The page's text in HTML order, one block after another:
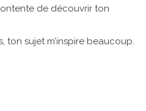
de découvrir ton
ton sujet m’inspire beaucoup.